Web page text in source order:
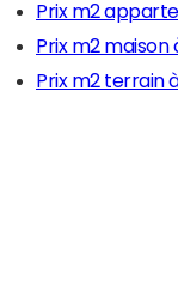
Prix m2
Prix m2 maison
Prix m2 terrain